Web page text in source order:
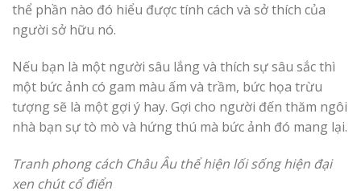
thể phần nào đó hiểu được tính cách và sở thích của
người sở hữu nó.
Nếu bạn là một người sâu lắng và thích sự sâu sắc thì
một bức ảnh có gam màu ấm và trầm, bức họa trừu
tượng sẽ là một gợi ý hay. Gợi cho người đến thăm ngôi
nhà bạn sự tò mò và hứng thú mà bức ảnh đó mang lại.
Tranh phong cách Châu Âu thể hiện lối sống hiện đại
xen chút cổ điển